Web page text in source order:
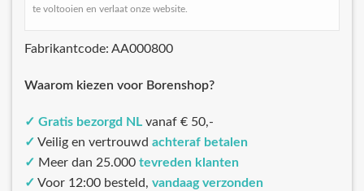
te voltooien en verlaat onze website.
Fabrikantcode: AA000800
Waarom kiezen voor Borenshop?
✓ Gratis bezorgd NL vanaf € 50,-
✓ Veilig en vertrouwd achteraf betalen
✓ Meer dan 25.000 tevreden klanten
✓ Voor 12:00 besteld, vandaag verzonden